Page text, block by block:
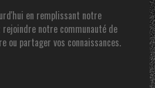
en remplissant notre
rejoindre notre communauté de
ou partager vos connaissances.